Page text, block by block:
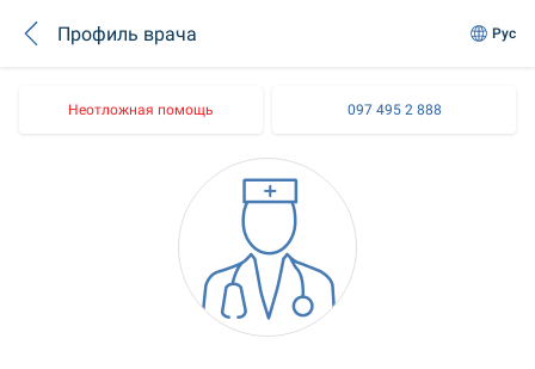
Профиль врача Рус
Неотложная помощь 097 495 2 888